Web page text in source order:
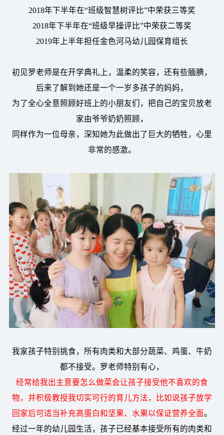
2018年下半年在“班级智慧树评比”中荣获三等奖
2018年下半年在“班级早操评比”中荣获二等奖
2019年上半年担任金色河马幼儿园保育组长
初见罗老师是在开学典礼上，温柔的笑容，还有些腼腆，
后来了解到她还是一个一岁多孩子的妈妈，
为了全心全意照顾好班上的小朋友们，把自己的宝贝放老
家由爷爷奶奶照顾，
同样作为一位母亲，深知她为此做出了巨大的牺牲，心里
非常的感激。
我家孩子特别挑食，所有肉类和大部分蔬菜、鸡蛋、牛奶
都不接受。罗老师特别有心，
经常给我出主意要怎么做菜会让孩子接受他不喜欢的食
物，并积极教授我切实可行的育儿方法，比如说孩子放学
回家后可适当补充高蛋白和坚果、水果以保证营养全面。
经过一年的幼儿园生活，孩子已经基本接受所有的肉类和